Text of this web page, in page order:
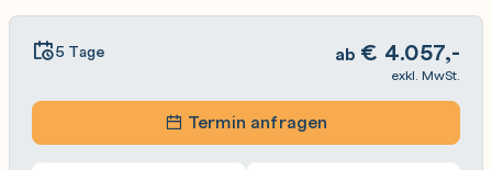
5 Tage ab € 4.057,-
exkl. MwSt.
Termin anfragen